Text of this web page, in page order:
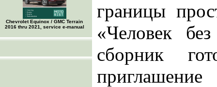
Chevrolet Equinox / GMC Terrain
2016 thru 2021, service e-manual
границы
«Человек
сборник